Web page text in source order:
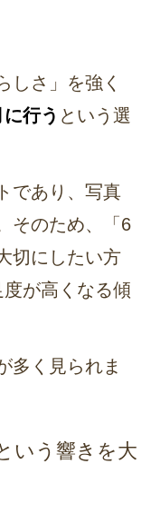
しさ」を強く
行う という選
であり、写真
そのため、「6
切にしたい方
が高くなる傾
多く見られま
いう響きを大